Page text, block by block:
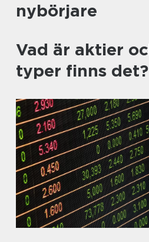
nybörjare
Vad är aktier
typer finns det?